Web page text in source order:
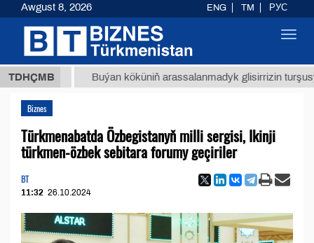
TDHÇMBBuýan köküniň arassalanmadyk glisirrizin turşusy (t.)
Biznes
Türkmenabatda Özbegistanyň milli sergisi, Ikinji
türkmen-özbek sebitara forumy geçiriler
BT
11:32 26.10.2024
Awgust 8, 2026 ENG TM РУС